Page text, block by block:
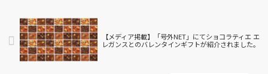
【メディア掲載】「号外NET」にてショコラティエ エ
レガンスとのバレンタインギフトが紹介されました。